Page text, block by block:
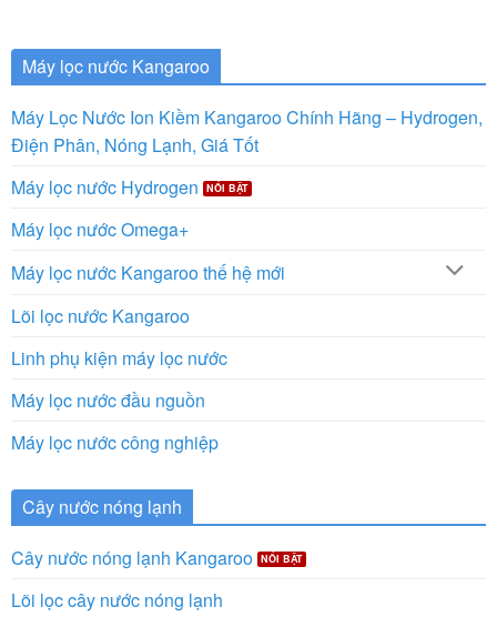
Máy lọc nước Kangaroo
Máy Lọc Nước Ion Kiềm Kangaroo Chính Hãng – Hydrogen,
Điện Phân, Nóng Lạnh, Giá Tốt
Máy lọc nước Hydrogen
Máy lọc nước Omega+
Máy lọc nước Kangaroo thế hệ mới
Lõi lọc nước Kangaroo
Linh phụ kiện máy lọc nước
Máy lọc nước đầu nguồn
Máy lọc nước công nghiệp
Cây nước nóng lạnh
Cây nước nóng lạnh Kangaroo
Lõi lọc cây nước nóng lạnh